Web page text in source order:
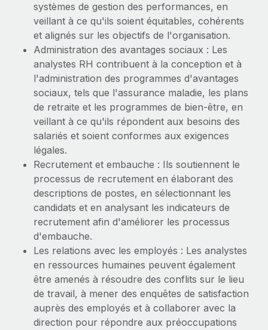
Comment Phiture gère ses 55 employés
répartis dans 19 pays grâce à Remote
Phiture, un leader notable du conseil en matière de
croissance mobile internationale, encourage les...
En savoir plus
systèmes de gestion des performances, en
veillant à ce qu'ils soient équitables, cohérents
et alignés sur les objectifs de l'organisation.
Administration des avantages sociaux : Les
analystes RH contribuent à la conception et à
l'administration des programmes d'avantages
sociaux, tels que l'assurance maladie, les plans
de retraite et les programmes de bien-être, en
veillant à ce qu'ils répondent aux besoins des
salariés et soient conformes aux exigences
légales.
Recrutement et embauche : Ils soutiennent le
processus de recrutement en élaborant des
descriptions de postes, en sélectionnant les
candidats et en analysant les indicateurs de
recrutement afin d'améliorer les processus
d'embauche.
Les relations avec les employés : Les analystes
en ressources humaines peuvent également
être amenés à résoudre des conflits sur le lieu
de travail, à mener des enquêtes de satisfaction
auprès des employés et à collaborer avec la
direction pour répondre aux préoccupations